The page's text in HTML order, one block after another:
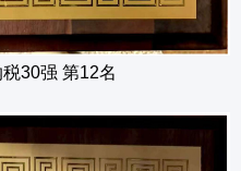
30强 第12名